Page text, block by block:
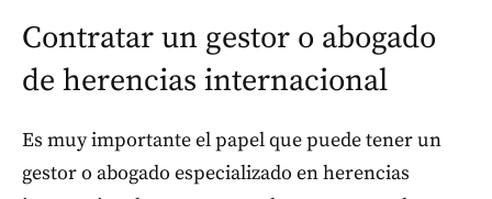
Contratar un gestor o abogado
de herencias internacional
Es muy importante el papel que puede tener un
gestor o abogado especializado en herencias